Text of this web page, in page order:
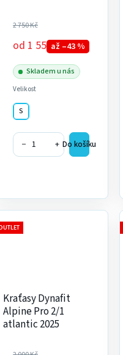
2 750 Kč
od 1 550 Kčaž –43 %
Skladem u nás
Velikost
S
− + Do košíku
Kraťasy Dynafit
Alpine Pro 2/1
atlantic 2025